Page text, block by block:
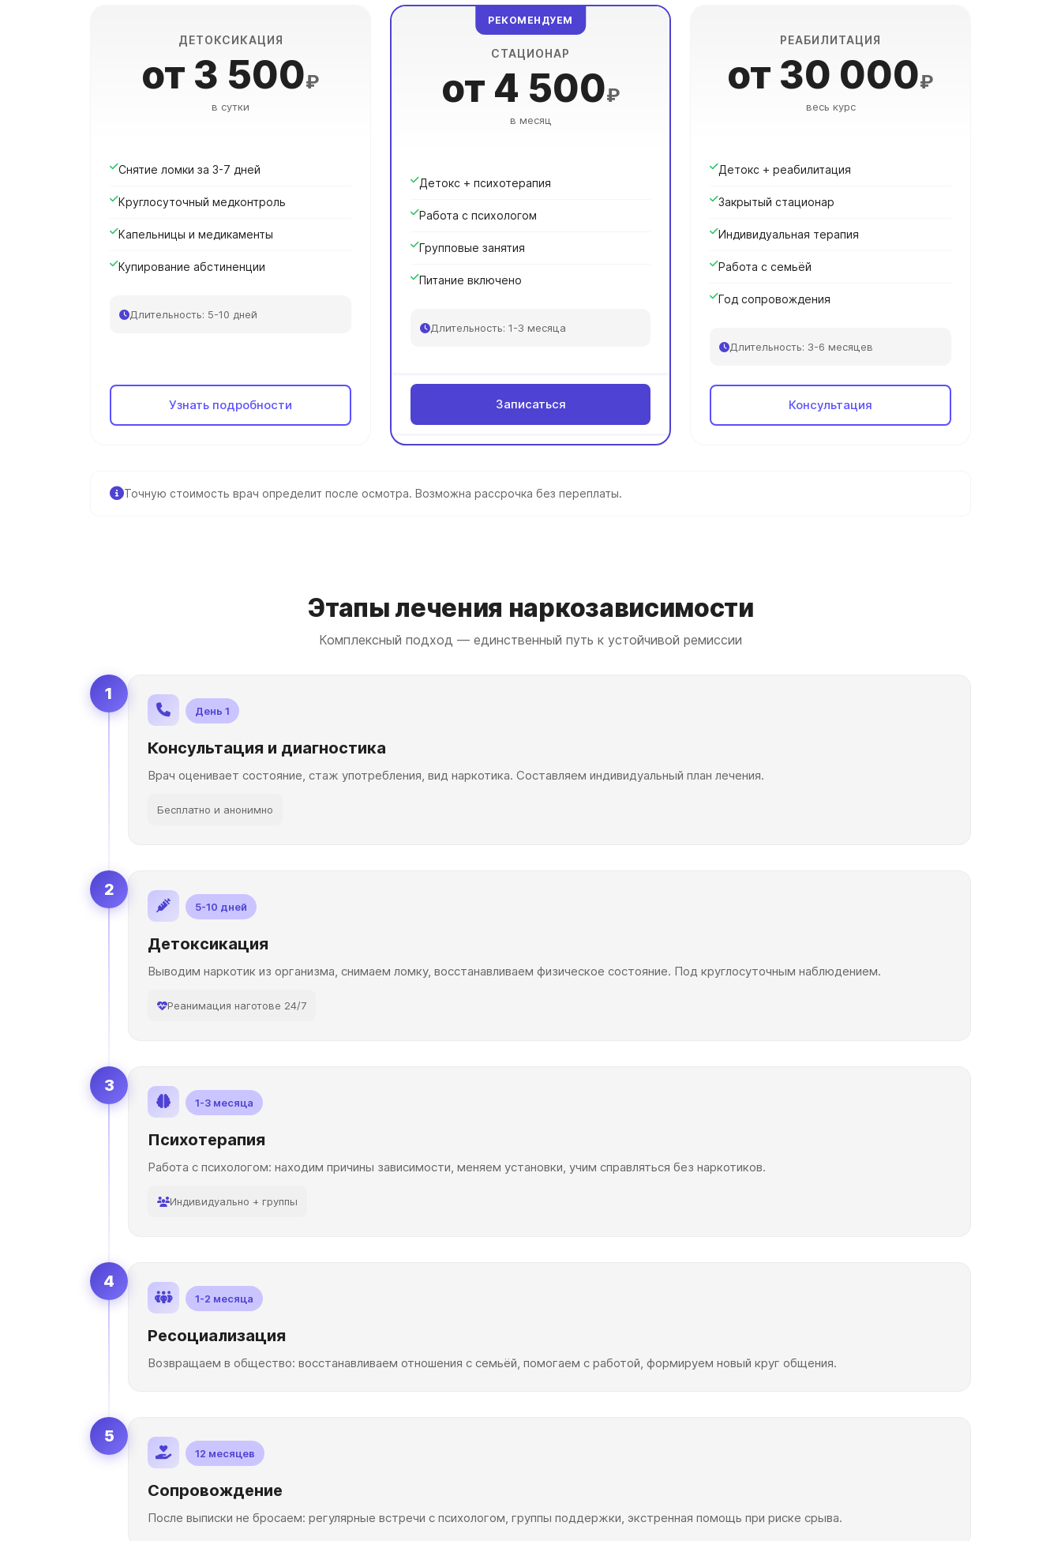
ДЕТОКСИКАЦИЯ
от 3 500₽
в сутки
Снятие ломки за 3-7 дней
Круглосуточный медконтроль
Капельницы и медикаменты
Купирование абстиненции
Длительность: 5-10 дней
Узнать подробности
РЕКОМЕНДУЕМ
СТАЦИОНАР
от 4 500₽
в месяц
Детокс + психотерапия
Работа с психологом
Групповые занятия
Питание включено
Длительность: 1-3 месяца
Записаться
РЕАБИЛИТАЦИЯ
от 30 000₽
весь курс
Детокс + реабилитация
Закрытый стационар
Индивидуальная терапия
Работа с семьёй
Год сопровождения
Длительность: 3-6 месяцев
Консультация
Точную стоимость врач определит после осмотра. Возможна рассрочка без переплаты.
Этапы лечения наркозависимости
Комплексный подход — единственный путь к устойчивой ремиссии
1
День 1
Консультация и диагностика
Врач оценивает состояние, стаж употребления, вид наркотика. Составляем индивидуальный план лечения.
Бесплатно и анонимно
2
5-10 дней
Детоксикация
Выводим наркотик из организма, снимаем ломку, восстанавливаем физическое состояние. Под круглосуточным наблюдением.
Реанимация наготове 24/7
3
1-3 месяца
Психотерапия
Работа с психологом: находим причины зависимости, меняем установки, учим справляться без наркотиков.
Индивидуально + группы
4
1-2 месяца
Ресоциализация
Возвращаем в общество: восстанавливаем отношения с семьёй, помогаем с работой, формируем новый круг общения.
5
12 месяцев
Сопровождение
После выписки не бросаем: регулярные встречи с психологом, группы поддержки, экстренная помощь при риске срыва.